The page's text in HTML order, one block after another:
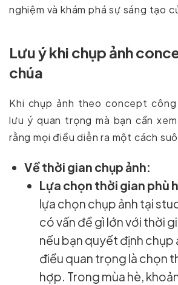
nghiệm và khám phá sự sáng tạo
Lưu ý khi chụp ảnh
chúa
Khi chụp ảnh theo concept
lưu ý quan trọng mà bạn cần
rằng mọi điều diễn ra một cách
Về thời gian chụp ảnh:
Lựa chọn thời gian phù
lựa chọn chụp ảnh tại
có vấn đề gì lớn với thời
nếu bạn quyết định chụp
điều quan trọng là chọn
hợp. Trong mùa hè,